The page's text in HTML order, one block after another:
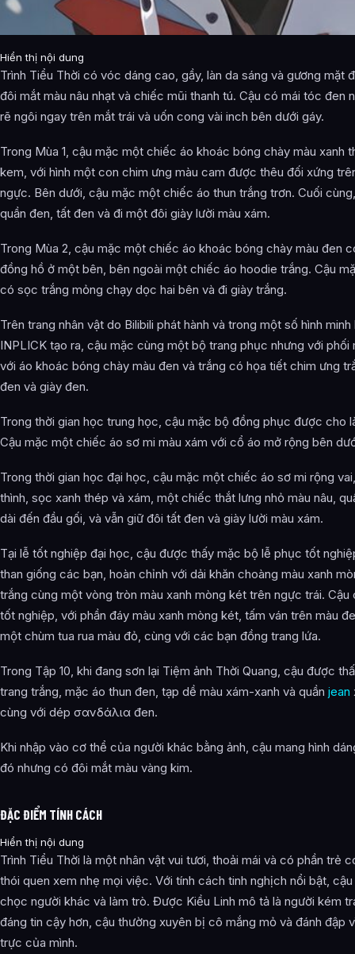
Hiển thị nội dung
Trình Tiểu Thời có vóc dáng cao, gầy, làn da sáng và gương mặt
đôi mắt màu nâu nhạt và chiếc mũi thanh tú. Cậu có mái tóc đen
rẽ ngôi ngay trên mắt trái và uốn cong vài inch bên dưới gáy.
Trong Mùa 1, cậu mặc một chiếc áo khoác bóng chày màu xanh
kem, với hình một con chim ưng màu cam được thêu đối xứng
ngực. Bên dưới, cậu mặc một chiếc áo thun trắng trơn. Cuối
quần đen, tất đen và đi một đôi giày lười màu xám.
Trong Mùa 2, cậu mặc một chiếc áo khoác bóng chày màu đen
đồng hồ ở một bên, bên ngoài một chiếc áo hoodie trắng. Cậu
có sọc trắng mỏng chạy dọc hai bên và đi giày trắng.
Trên trang nhân vật do Bilibili phát hành và trong một số hình minh
INPLICK tạo ra, cậu mặc cùng một bộ trang phục nhưng với
với áo khoác bóng chày màu đen và trắng có họa tiết chim ưng
đen và giày đen.
Trong thời gian học trung học, cậu mặc bộ đồng phục được cho
Cậu mặc một chiếc áo sơ mi màu xám với cổ áo mở rộng bên
Trong thời gian học đại học, cậu mặc một chiếc áo sơ mi rộng
thình, sọc xanh thép và xám, một chiếc thắt lưng nhỏ màu nâu,
dài đến đầu gối, và vẫn giữ đôi tất đen và giày lười màu xám.
Tại lễ tốt nghiệp đại học, cậu được thấy mặc bộ lễ phục tốt
than giống các bạn, hoàn chỉnh với dải khăn choàng màu xanh
trắng cùng một vòng tròn màu xanh mòng két trên ngực trái. Cậu
tốt nghiệp, với phần đáy màu xanh mòng két, tấm ván trên màu
một chùm tua rua màu đỏ, cùng với các bạn đồng trang lứa.
Trong Tập 10, khi đang sơn lại Tiệm ảnh Thời Quang, cậu được
trang trắng, mặc áo thun đen, tạp dề màu xám-xanh và quần jean
cùng với dép σανδάλια đen.
Khi nhập vào cơ thể của người khác bằng ảnh, cậu mang hình
đó nhưng có đôi mắt màu vàng kim.
ĐẶC ĐIỂM TÍNH CÁCH
Hiển thị nội dung
Trình Tiểu Thời là một nhân vật vui tươi, thoải mái và có phần trẻ
thói quen xem nhẹ mọi việc. Với tính cách tinh nghịch nổi bật,
chọc người khác và làm trò. Được Kiều Linh mô tả là người kém
đáng tin cậy hơn, cậu thường xuyên bị cô mắng mỏ và đánh đập
trực của mình.